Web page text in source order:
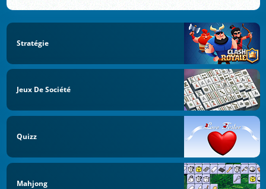
Stratégie
Jeux De Société
Quizz
Mahjong